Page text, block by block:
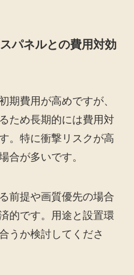
パネルとの費用対効
期費用が高めですが、
ため長期的には費用対
。特に衝撃リスクが高
合が多いです。
前提や画質優先の場合
的です。用途と設置環
うか検討してくださ